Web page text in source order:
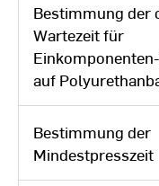
Bestimmung der
Wartezeit für
auf
Bestimmung der
Mindestpresszeit